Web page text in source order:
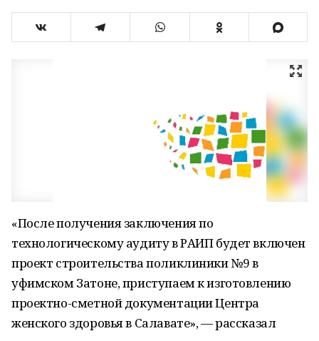
«После получения заключения по
технологическому аудиту в РАИП будет включен
проект строительства поликлиники №9 в
уфимском Затоне, приступаем к изготовлению
проектно-сметной документации Центра
женского здоровья в Салавате», — рассказал